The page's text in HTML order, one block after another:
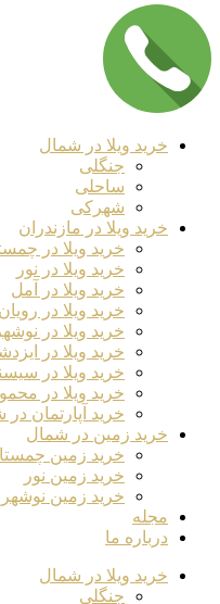
خرید ویلا در شمال
جنگلی
ساحلی
شهرکی
خرید ویلا در مازندران
خرید ویلا در
خرید ویلا در نور
خرید ویلا در آمل
خرید ویلا در رویان
خرید ویلا در نوشهر
خرید ویلا در
خرید ویلا در
خرید ویلا در
خرید آپارتمان
خرید زمین در شمال
خرید زمین
خرید زمین نور
خرید زمین نوشهر:
مجله
درباره ما
خرید ویلا در شمال
جنگلی